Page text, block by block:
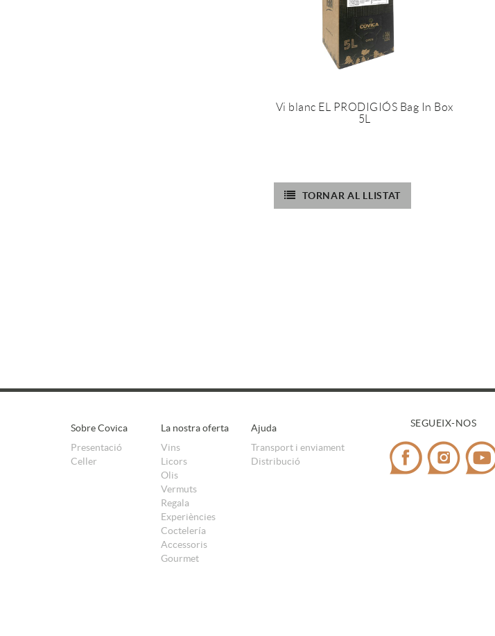
Vi blanc EL PRODIGIÓS Bag In Box
5L
TORNAR AL LLISTAT
Sobre Covica
Presentació
Celler
La nostra oferta
Vins
Licors
Olis
Vermuts
Regala
Experiències
Coctelería
Accessoris
Gourmet
Ajuda
Transport i enviament
Distribució
SEGUEIX-NOS